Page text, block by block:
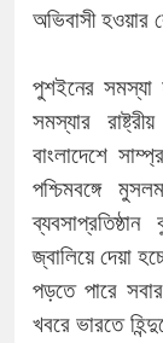
অভিবাসী হওয়ার
পুশইনের সমস্যা
সমস্যার
বাংলাদেশে
পশ্চিমবঙ্গে
জ্বালিয়ে দেয়া
পড়তে পারে
খবরে ভারতে